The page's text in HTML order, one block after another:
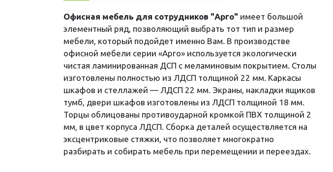
Офисная мебель для сотрудников "Арго" имеет большой
элементный ряд, позволяющий выбрать тот тип и размер
мебели, который подойдет именно Вам. В производстве
офисной мебели серии «Арго» используется экологически
чистая ламинированная ДСП с меламиновым покрытием. Столы
изготовлены полностью из ЛДСП толщиной 22 мм. Каркасы
шкафов и стеллажей — ЛДСП 22 мм. Экраны, накладки ящиков
тумб, двери шкафов изготовлены из ЛДСП толщиной 18 мм.
Торцы облицованы противоударной кромкой ПВХ толщиной 2
мм, в цвет корпуса ЛДСП. Сборка деталей осуществляется на
эксцентриковые стяжки, что позволяет многократно
разбирать и собирать мебель при перемещении и переездах.